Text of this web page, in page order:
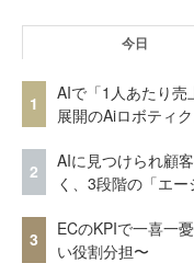
今日
1
AIで「1人あたり売
展開のAiロボティ
2
AIに見つけられ顧
く、3段階の「エ
3
ECのKPIで一喜一
い役割分担〜